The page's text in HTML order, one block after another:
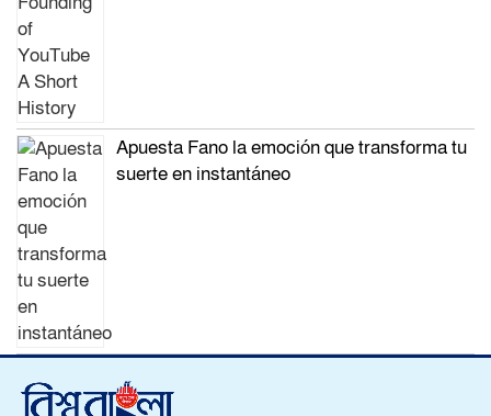
Apuesta Fano la emoción que transforma tu
suerte en instantáneo